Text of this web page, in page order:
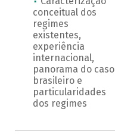
conceitual dos
regimes
existentes,
experiência
internacional,
panorama do caso
brasileiro e
particularidades
dos regimes